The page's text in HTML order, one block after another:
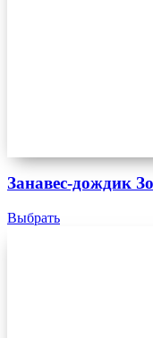
Занавес-дождик
Выбрать